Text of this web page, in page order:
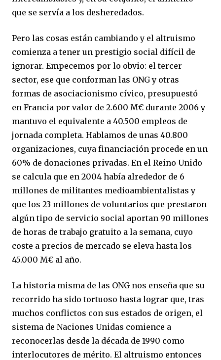
que se servía a los desheredados.
Pero las cosas están cambiando y el altruismo
comienza a tener un prestigio social difícil de
ignorar. Empecemos por lo obvio: el tercer
sector, ese que conforman las ONG y otras
formas de asociacionismo cívico, presupuestó
en Francia por valor de 2.600 M€ durante 2006 y
mantuvo el equivalente a 40.500 empleos de
jornada completa. Hablamos de unas 40.800
organizaciones, cuya financiación procede en un
60% de donaciones privadas. En el Reino Unido
se calcula que en 2004 había alrededor de 6
millones de militantes medioambientalistas y
que los 23 millones de voluntarios que prestaron
algún tipo de servicio social aportan 90 millones
de horas de trabajo gratuito a la semana, cuyo
coste a precios de mercado se eleva hasta los
45.000 M€ al año.
La historia misma de las ONG nos enseña que su
recorrido ha sido tortuoso hasta lograr que, tras
muchos conflictos con sus estados de origen, el
sistema de Naciones Unidas comience a
reconocerlas desde la década de 1990 como
interlocutores de mérito. El altruismo entonces